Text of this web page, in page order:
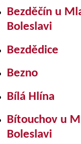
Bezděčín u
Boleslavi
Bezdědice
Bezno
Bílá Hlína
Bítouchov u
Boleslavi